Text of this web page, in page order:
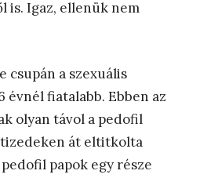
is. Igaz, ellenük nem
csupán a szexuális
évnél fiatalabb. Ebben az
olyan távol a pedofil
át eltitkolta
papok egy része